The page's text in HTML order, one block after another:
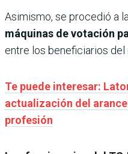
Asimismo, se procedió a
máquinas de votación
entre los beneficiarios del
Te puede interesar:
actualización del
profesión